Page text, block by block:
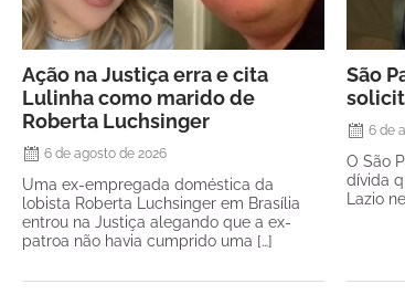
Ação na Justiça erra e cita
Lulinha como marido de
Roberta Luchsinger
6 de agosto de 2026
Uma ex-empregada doméstica da
lobista Roberta Luchsinger em Brasília
entrou na Justiça alegando que a ex-
patroa não havia cumprido uma […]
São
6 de
O São
dívida
Lazio